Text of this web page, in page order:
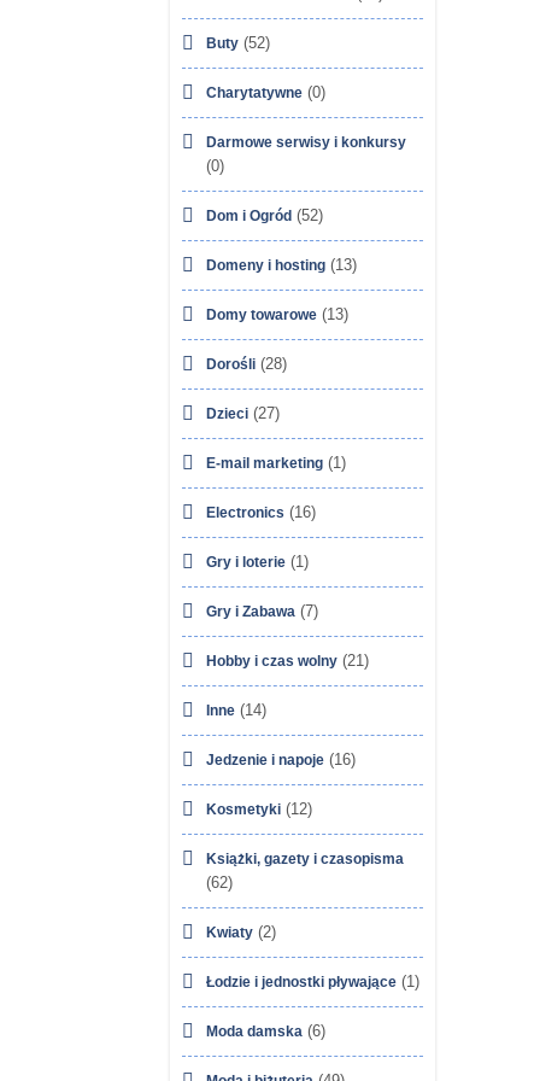
Buty (52)
Charytatywne (0)
Darmowe serwisy i konkursy
(0)
Dom i Ogród (52)
Domeny i hosting (13)
Domy towarowe (13)
Dorośli (28)
Dzieci (27)
E-mail marketing (1)
Electronics (16)
Gry i loterie (1)
Gry i Zabawa (7)
Hobby i czas wolny (21)
Inne (14)
Jedzenie i napoje (16)
Kosmetyki (12)
Książki, gazety i czasopisma
(62)
Kwiaty (2)
Łodzie i jednostki pływające (1)
Moda damska (6)